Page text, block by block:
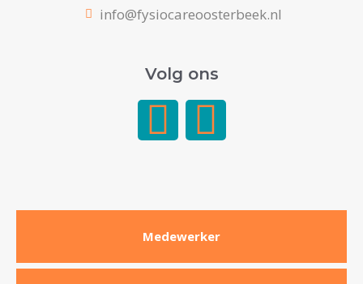
info@fysiocareoosterbeek.nl
Volg ons
Medewerker